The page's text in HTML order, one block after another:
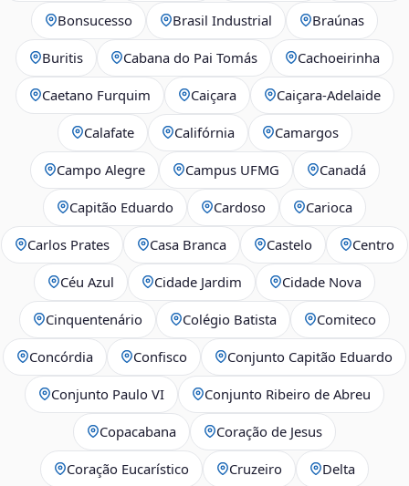
Bonsucesso Brasil Industrial Braúnas
Buritis Cabana do Pai Tomás Cachoeirinha
Caetano Furquim Caiçara Caiçara-Adelaide
Calafate Califórnia Camargos
Campo Alegre Campus UFMG Canadá
Capitão Eduardo Cardoso Carioca
Carlos Prates Casa Branca Castelo Centro
Céu Azul Cidade Jardim Cidade Nova
Cinquentenário Colégio Batista Comiteco
Concórdia Confisco Conjunto Capitão Eduardo
Conjunto Paulo VI Conjunto Ribeiro de Abreu
Copacabana Coração de Jesus
Coração Eucarístico Cruzeiro Delta